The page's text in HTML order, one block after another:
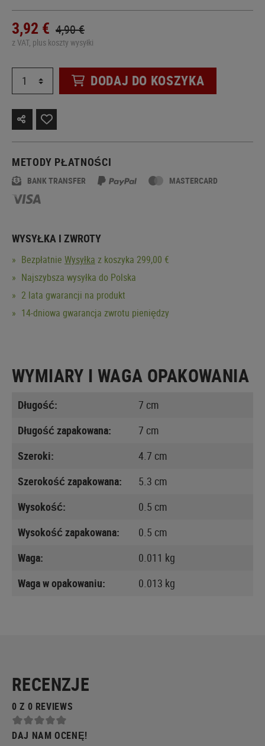
3,92 € 4,90 €
z VAT, plus koszty wysyłki
DODAJ DO KOSZYKA
METODY PŁATNOŚCI
BANK TRANSFER MASTERCARD
WYSYŁKA I ZWROTY
Bezpłatnie Wysyłka z koszyka 299,00 €
Najszybsza wysyłka do Polska
2 lata gwarancji na produkt
14-dniowa gwarancja zwrotu pieniędzy
WYMIARY I WAGA OPAKOWANIA
Długość:
7 cm
Długość zapakowana:
7 cm
Szeroki:
4.7 cm
Szerokość zapakowana:
5.3 cm
Wysokość:
0.5 cm
Wysokość zapakowana:
0.5 cm
Waga:
0.011 kg
Waga w opakowaniu:
0.013 kg
RECENZJE
0 Z 0 REVIEWS
DAJ NAM OCENĘ!